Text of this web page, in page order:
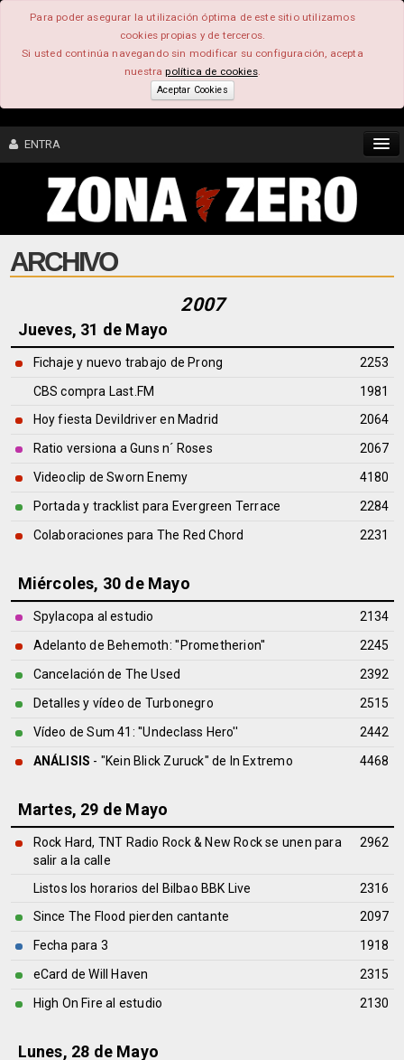
Para poder asegurar la utilización óptima de este sitio utilizamos
cookies propias y de terceros.
Si usted continúa navegando sin modificar su configuración, acepta
nuestrapolítica de cookies.
Aceptar Cookies
ENTRA
CONTENIDO
COMUNIDAD
FOROS
ARCHIVO
2007
Jueves, 31 de Mayo
Fichaje y nuevo trabajo de Prong
2253
CBS compra Last.FM
1981
Hoy fiesta Devildriver en Madrid
2064
Ratio versiona a Guns n´ Roses
2067
Videoclip de Sworn Enemy
4180
Portada y tracklist para Evergreen Terrace
2284
Colaboraciones para The Red Chord
2231
Miércoles, 30 de Mayo
Spylacopa al estudio
2134
Adelanto de Behemoth: ''Prometherion''
2245
Cancelación de The Used
2392
Detalles y vídeo de Turbonegro
2515
Vídeo de Sum 41: ''Undeclass Hero''
2442
ANÁLISIS - "Kein Blick Zuruck" de In Extremo 4468
Martes, 29 de Mayo
Rock Hard, TNT Radio Rock & New Rock se unen para
salir a la calle
2962
Listos los horarios del Bilbao BBK Live
2316
Since The Flood pierden cantante
2097
Fecha para 3
1918
eCard de Will Haven
2315
High On Fire al estudio
2130
Lunes, 28 de Mayo